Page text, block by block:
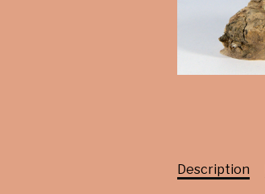
Description